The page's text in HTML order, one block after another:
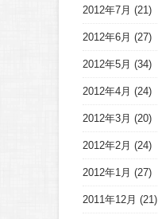
2012年7月 (21)
2012年6月 (27)
2012年5月 (34)
2012年4月 (24)
2012年3月 (20)
2012年2月 (24)
2012年1月 (27)
2011年12月 (21)